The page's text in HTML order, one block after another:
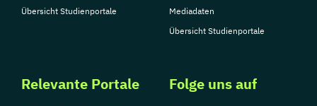
Übersicht Studienportale
Mediadaten
Übersicht Studienportale
Relevante Portale Folge uns auf